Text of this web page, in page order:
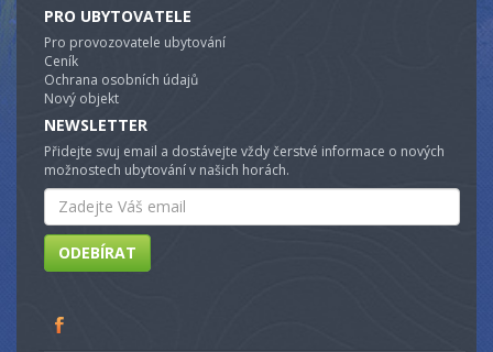
PRO UBYTOVATELE
Pro provozovatele ubytování
Ceník
Ochrana osobních údajů
Nový objekt
NEWSLETTER
Přidejte svuj email a dostávejte vždy čerstvé informace o nových
možnostech ubytování v našich horách.
Email
ODEBÍRAT